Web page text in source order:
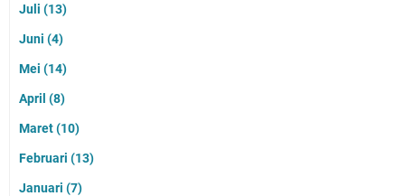
Juli (13)
Juni (4)
Mei (14)
April (8)
Maret(10)
Februari (13)
Januari (7)